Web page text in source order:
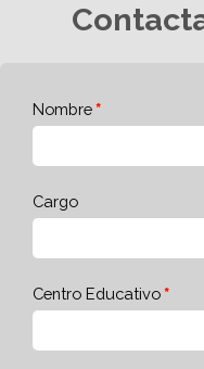
Nombre
Cargo
Centro Educativo